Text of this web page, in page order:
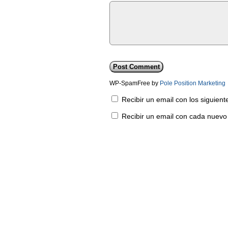
WP-SpamFree by Pole Position Marketing
Recibir un email con los
Recibir un email con cada